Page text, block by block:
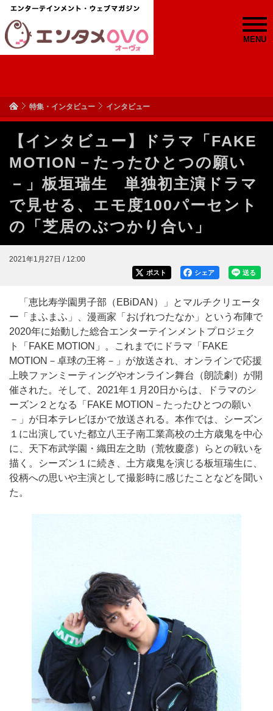
MENU
特集・インタビュー インタビュー
【インタビュー】ドラマ「FAKE
MOTION－たったひとつの願い
－」板垣瑞生 単独初主演ドラマ
で見せる、エモ度100パーセント
の「芝居のぶつかり合い」
2021年1月27日 / 12:00
送る
シェア
ポスト
「恵比寿学園男子部（EBiDAN）」とマルチクリエータ
ー「まふまふ」、漫画家「おげれつたなか」という布陣で
2020年に始動した総合エンターテインメントプロジェク
ト「FAKE MOTION」。これまでにドラマ「FAKE
MOTION－卓球の王将－」が放送され、オンラインで応援
上映ファンミーティングやオンライン舞台（朗読劇）が開
催された。そして、2021年１月20日からは、ドラマのシ
ーズン２となる「FAKE MOTION－たったひとつの願い
－」が日本テレビほかで放送される。本作では、シーズン
１に出演していた都立八王子南工業高校の土方歳鬼を中心
に、天下布武学園・織田左之助（荒牧慶彦）らとの戦いを
描く。シーズン１に続き、土方歳鬼を演じる板垣瑞生に、
役柄への思いや主演として撮影時に感じたことなどを聞い
た。